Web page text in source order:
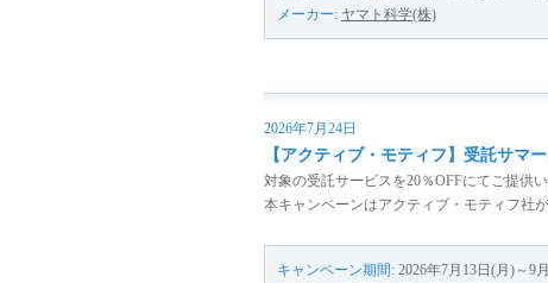
メーカー: ヤマト科学(株)
2026年7月24日
【アクティブ・モティフ】受託サマ
対象の受託サービスを20％OFFにてご提供い
本キャンペーンはアクティブ・モティフ社
キャンペーン期間: 2026年7月13日(月)～9